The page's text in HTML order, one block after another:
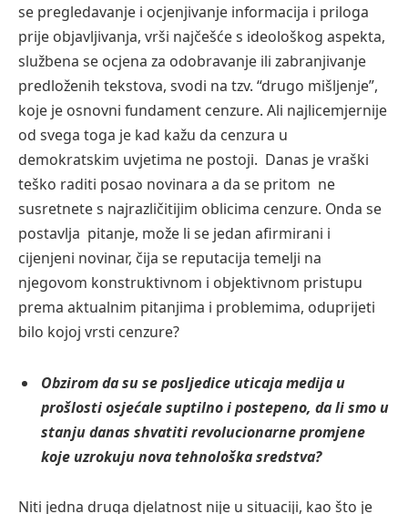
se pregledavanje i ocjenjivanje informacija i priloga
prije objavljivanja, vrši najčešće s ideološkog aspekta,
službena se ocjena za odobravanje ili zabranjivanje
predloženih tekstova, svodi na tzv. “drugo mišljenje”,
koje je osnovni fundament cenzure. Ali najlicemjernije
od svega toga je kad kažu da cenzura u
demokratskim uvjetima ne postoji. Danas je vraški
teško raditi posao novinara a da se pritom ne
susretnete s najrazličitijim oblicima cenzure. Onda se
postavlja pitanje, može li se jedan afirmirani i
cijenjeni novinar, čija se reputacija temelji na
njegovom konstruktivnom i objektivnom pristupu
prema aktualnim pitanjima i problemima, oduprijeti
bilo kojoj vrsti cenzure?
Obzirom da su se posljedice uticaja medija u
prošlosti osjećale suptilno i postepeno, da li smo u
stanju danas shvatiti revolucionarne promjene
koje uzrokuju nova tehnološka sredstva?
Niti jedna druga djelatnost nije u situaciji, kao što je